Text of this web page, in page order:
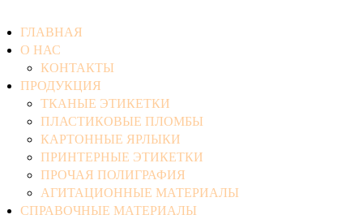
ГЛАВНАЯ
О НАС
КОНТАКТЫ
ПРОДУКЦИЯ
ТКАНЫЕ ЭТИКЕТКИ
ПЛАСТИКОВЫЕ ПЛОМБЫ
КАРТОННЫЕ ЯРЛЫКИ
ПРИНТЕРНЫЕ ЭТИКЕТКИ
ПРОЧАЯ ПОЛИГРАФИЯ
АГИТАЦИОННЫЕ МАТЕРИАЛЫ
СПРАВОЧНЫЕ МАТЕРИАЛЫ